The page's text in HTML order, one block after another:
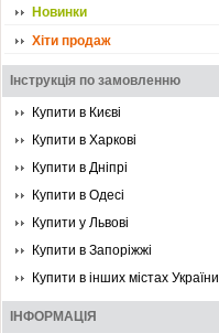
Новинки
Хіти продаж
Інструкція по замовленню
Купити в Києві
Купити в Харкові
Купити в Дніпрі
Купити в Одесі
Купити у Львові
Купити в Запоріжжі
Купити в інших містах України
ІНФОРМАЦІЯ